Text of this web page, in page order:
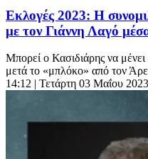
Εκλογές 2023: Η
με τον Γιάννη Λαγό
Μπορεί ο Κασιδιάρης να
μετά το «μπλόκο» από τον
14:12 | Τετάρτη 03 Μαΐου 2023